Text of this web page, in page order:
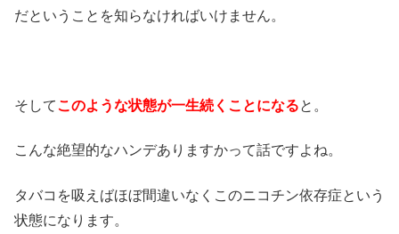
だということを知らなければいけません。
そしてこのような状態が一生続くことになると。
こんな絶望的なハンデありますかって話ですよね。
タバコを吸えばほぼ間違いなくこのニコチン依存症という
状態になります。